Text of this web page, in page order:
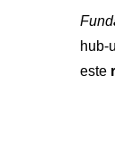
hub-
este